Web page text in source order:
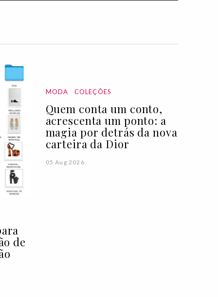
de
MODA COLEÇÕES
Quem conta um conto,
acrescenta um ponto: a
magia por detrás da nova
carteira da Dior
05 Aug 2026